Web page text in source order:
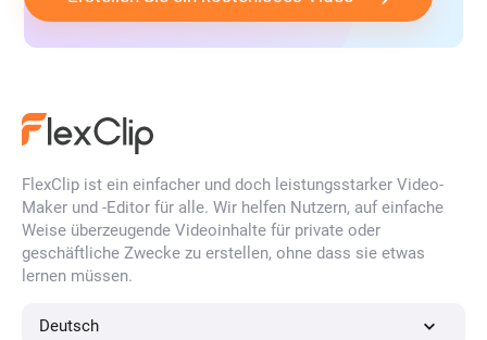
FlexClip ist ein einfacher und doch leistungsstarker Video-
Maker und -Editor für alle. Wir helfen Nutzern, auf einfache
Weise überzeugende Videoinhalte für private oder
geschäftliche Zwecke zu erstellen, ohne dass sie etwas
lernen müssen.
Deutsch